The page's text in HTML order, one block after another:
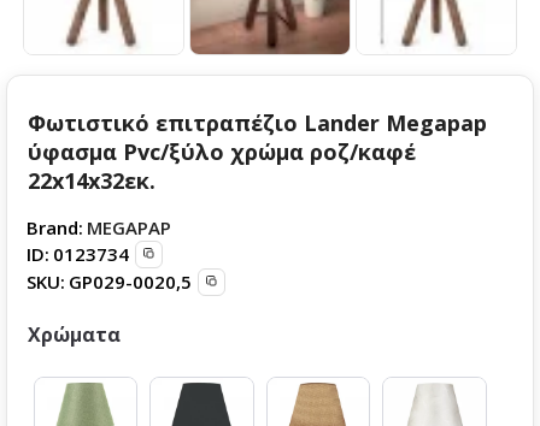
Φωτιστικό επιτραπέζιο Lander Megapap
ύφασμα Pvc/ξύλο χρώμα ροζ/καφέ
22x14x32εκ.
Brand: MEGAPAP
ID: 0123734
SKU: GP029-0020,5
Χρώματα